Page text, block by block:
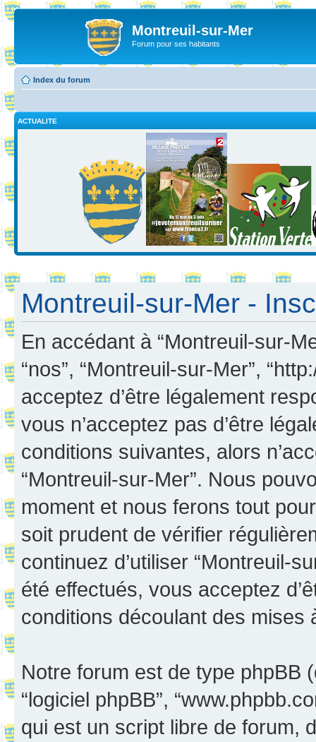
Montreuil-sur-Mer
Forum pour ses habitants
Index du forum
ACTUALITE
Montreuil-sur-Mer -
En accédant à “Montreuil-sur-
“nos”, “Montreuil-sur-Mer”,
acceptez d’être légalement
vous n’acceptez pas d’être
conditions suivantes, alors
“Montreuil-sur-Mer”. Nous
moment et nous ferons tout
soit prudent de vérifier
continuez d’utiliser “Montreuil-
été effectués, vous acceptez
conditions découlant des mises
Notre forum est de type phpBB
“logiciel phpBB”,
qui est un script libre de forum,